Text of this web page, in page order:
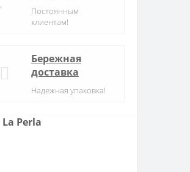
Постоянным
клиентам!
Бережная
доставка
Надежная упаковка!
La Perla